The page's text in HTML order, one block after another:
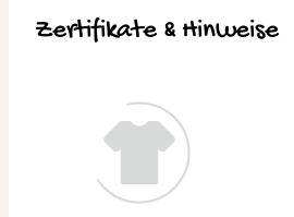
Zertifikate & Hinweise